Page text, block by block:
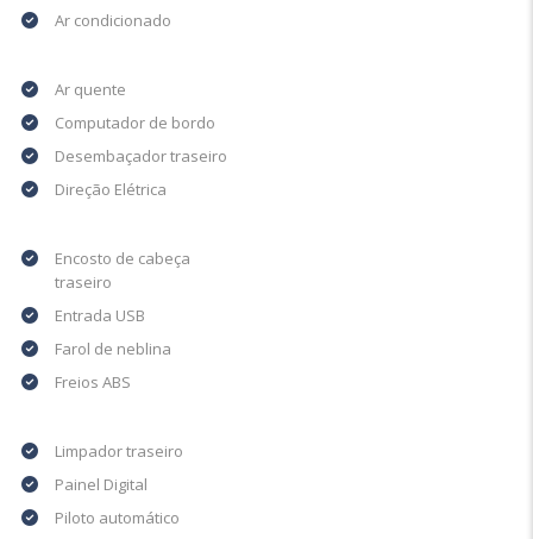
Ar condicionado
Ar quente
Computador de bordo
Desembaçador traseiro
Direção Elétrica
Encosto de cabeça
traseiro
Entrada USB
Farol de neblina
Freios ABS
Limpador traseiro
Painel Digital
Piloto automático